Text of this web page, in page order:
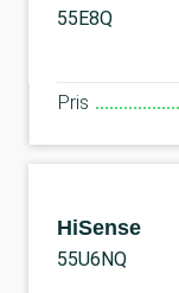
55E8Q
Pris
HiSense
55U6NQ